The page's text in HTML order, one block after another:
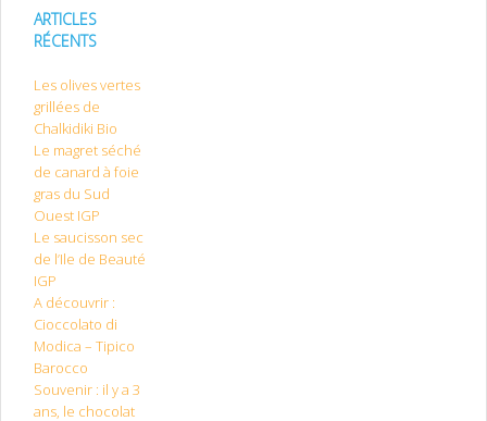
ARTICLES
RÉCENTS
Les olives vertes
grillées de
Chalkidiki Bio
Le magret séché
de canard à foie
gras du Sud
Ouest IGP
Le saucisson sec
de l’Ile de Beauté
IGP
A découvrir :
Cioccolato di
Modica – Tipico
Barocco
Souvenir : il y a 3
ans, le chocolat